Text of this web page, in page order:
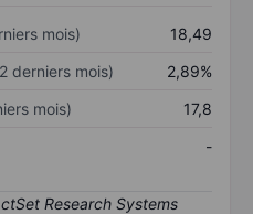
mois)
18,49
derniers mois)
2,89%
mois)
17,8
-